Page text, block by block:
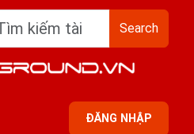
Search
ĐĂNG NHẬP